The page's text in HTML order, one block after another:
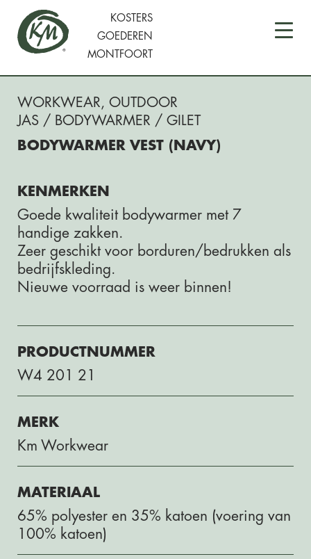
KOSTERS
GOEDEREN
MONTFOORT
WORKWEAR, OUTDOOR
JAS / BODYWARMER / GILET
BODYWARMER VEST (NAVY)
KENMERKEN
Goede kwaliteit bodywarmer met 7
handige zakken.
Zeer geschikt voor borduren/bedrukken als
bedrijfskleding.
Nieuwe voorraad is weer binnen!
PRODUCTNUMMER
W4 201 21
MERK
Km Workwear
MATERIAAL
65% polyester en 35% katoen (voering van
100% katoen)